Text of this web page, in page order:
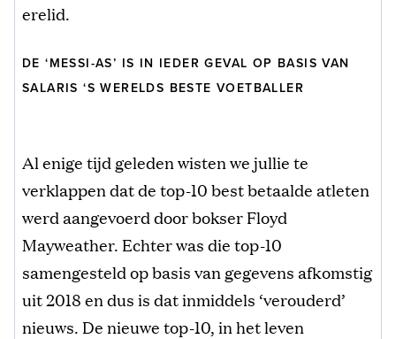
erelid.
DE ‘MESSI-AS’ IS IN IEDER GEVAL OP BASIS VAN
SALARIS ‘S WERELDS BESTE VOETBALLER
Al enige tijd geleden wisten we jullie te
verklappen dat de top-10 best betaalde atleten
werd aangevoerd door bokser Floyd
Mayweather. Echter was die top-10
samengesteld op basis van gegevens afkomstig
uit 2018 en dus is dat inmiddels ‘verouderd’
nieuws. De nieuwe top-10, in het leven